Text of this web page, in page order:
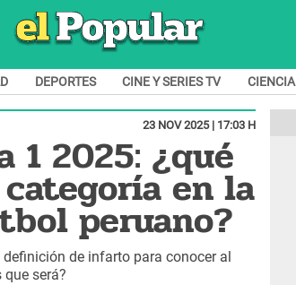
DEPORTES CINE Y SERIES TV CIENCIA
23 NOV 2025 | 17:03 H
1 2025: ¿qué
en la
peruano?
de infarto para conocer al
será?